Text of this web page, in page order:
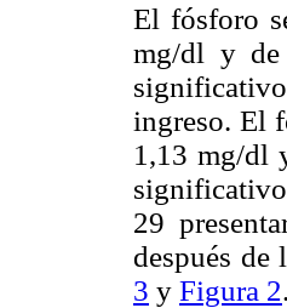
El fósforo
mg/dl y de
ingreso. El
1,13 mg/dl
29
después
3 y Figura 2.